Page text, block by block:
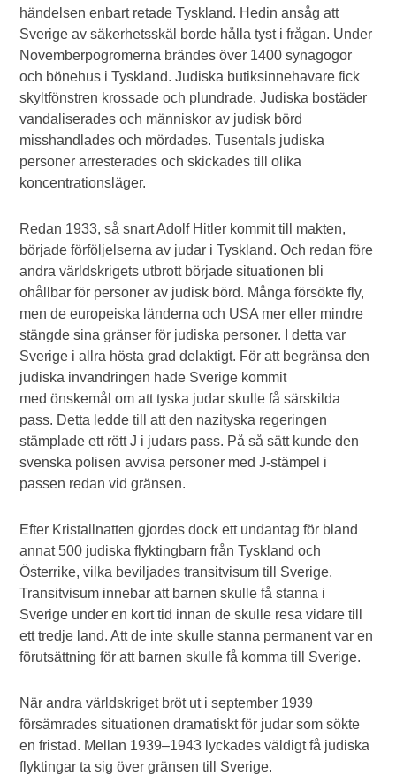
händelsen enbart retade Tyskland. Hedin ansåg att
Sverige av säkerhetsskäl borde hålla tyst i frågan. Under
Novemberpogromerna brändes över 1400 synagogor
och bönehus i Tyskland. Judiska butiksinnehavare fick
skyltfönstren krossade och plundrade. Judiska bostäder
vandaliserades och människor av judisk börd
misshandlades och mördades. Tusentals judiska
personer arresterades och skickades till olika
koncentrationsläger.
Redan 1933, så snart Adolf Hitler kommit till makten,
började förföljelserna av judar i Tyskland. Och redan före
andra världskrigets utbrott började situationen bli
ohållbar för personer av judisk börd. Många försökte fly,
men de europeiska länderna och USA mer eller mindre
stängde sina gränser för judiska personer. I detta var
Sverige i allra hösta grad delaktigt. För att begränsa den
judiska invandringen hade Sverige kommit
med önskemål om att tyska judar skulle få särskilda
pass. Detta ledde till att den nazityska regeringen
stämplade ett rött J i judars pass. På så sätt kunde den
svenska polisen avvisa personer med J-stämpel i
passen redan vid gränsen.
Efter Kristallnatten gjordes dock ett undantag för bland
annat 500 judiska flyktingbarn från Tyskland och
Österrike, vilka beviljades transitvisum till Sverige.
Transitvisum innebar att barnen skulle få stanna i
Sverige under en kort tid innan de skulle resa vidare till
ett tredje land. Att de inte skulle stanna permanent var en
förutsättning för att barnen skulle få komma till Sverige.
När andra världskriget bröt ut i september 1939
försämrades situationen dramatiskt för judar som sökte
en fristad. Mellan 1939–1943 lyckades väldigt få judiska
flyktingar ta sig över gränsen till Sverige.